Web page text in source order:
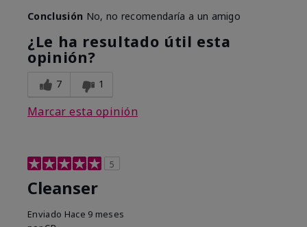
Conclusión No, no recomendaría a un amigo
¿Le ha resultado útil esta
opinión?
7 1
Marcar esta opinión
5
Cleanser
Enviado Hace 9 meses